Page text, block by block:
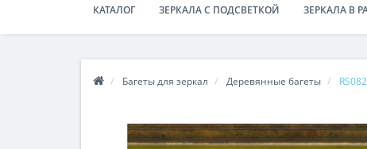
КАТАЛОГ ЗЕРКАЛА С ПОДСВЕТКОЙ ЗЕРКАЛА В
Багеты для зеркал Деревянные багеты